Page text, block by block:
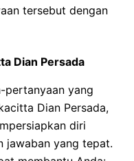
tersebut dengan
Dian Persada
pertanyaan yang
Dian Persada,
diri
jawaban yang tepat.